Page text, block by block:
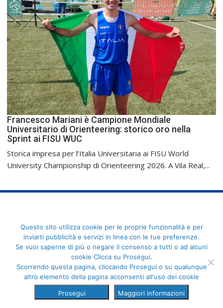
Francesco Mariani è Campione Mondiale
Universitario di Orienteering: storico oro nella
Sprint ai FISU WUC
Storica impresa per l’Italia Universitaria ai FISU World
University Championship di Orienteering 2026. A Vila Real,...
FederCUSI: Federazione Italiana dello Sport Universitario - Via
Angelo Brofferio, 7 - 00195 Roma - C.F. 80109270589
Questo sito utilizza cookie per le proprie funzionalità e per
inviarti pubblicità e servizi in linea con le tue preferenze.
Se vuoi saperne di più o negare il consenso a tutti o ad alcuni
cookie Clicca su Prosegui.
Scorrendo questa pagina, cliccando Prosegui o su qualunque
altro elemento della pagina acconsenti all'uso dei cookie
Prosegui Maggiori informazioni